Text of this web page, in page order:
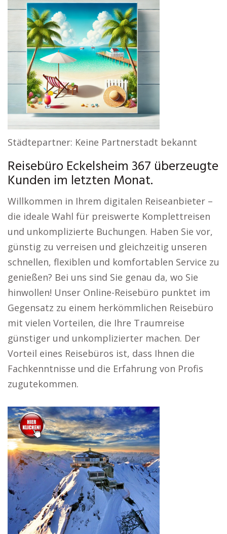
Städtepartner: Keine Partnerstadt bekannt
Reisebüro Eckelsheim 367 überzeugte
Kunden im letzten Monat.
Willkommen in Ihrem digitalen Reiseanbieter –
die ideale Wahl für preiswerte Komplettreisen
und unkomplizierte Buchungen. Haben Sie vor,
günstig zu verreisen und gleichzeitig unseren
schnellen, flexiblen und komfortablen Service zu
genießen? Bei uns sind Sie genau da, wo Sie
hinwollen! Unser Online-Reisebüro punktet im
Gegensatz zu einem herkömmlichen Reisebüro
mit vielen Vorteilen, die Ihre Traumreise
günstiger und unkomplizierter machen. Der
Vorteil eines Reisebüros ist, dass Ihnen die
Fachkenntnisse und die Erfahrung von Profis
zugutekommen.